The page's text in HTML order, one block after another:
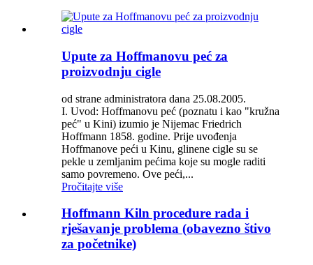
Upute za Hoffmanovu peć za
proizvodnju cigle
od strane administratora dana 25.08.2005.
I. Uvod: Hoffmanovu peć (poznatu i kao "kružna
peć" u Kini) izumio je Nijemac Friedrich
Hoffmann 1858. godine. Prije uvođenja
Hoffmanove peći u Kinu, glinene cigle su se
pekle u zemljanim pećima koje su mogle raditi
samo povremeno. Ove peći,...
Pročitajte više
Hoffmann Kiln procedure rada i
rješavanje problema (obavezno štivo
za početnike)